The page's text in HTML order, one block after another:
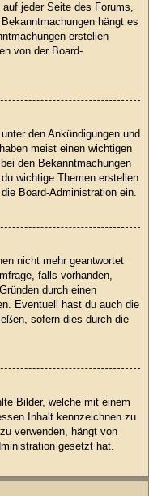
jeder Seite des Forums,
hängt es
erstellen
von der Board-
den Ankündigungen und
meist einen wichtigen
den Bekanntmachungen
wichtige Themen erstellen
Board-Administration ein.
nicht mehr geantwortet
falls vorhanden,
durch einen
Eventuell hast du auch die
sofern dies durch die
Bilder, welche mit einem
Inhalt kennzeichnen zu
verwenden, hängt von
gesetzt hat.